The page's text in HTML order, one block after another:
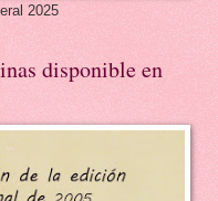
2025
disponible en